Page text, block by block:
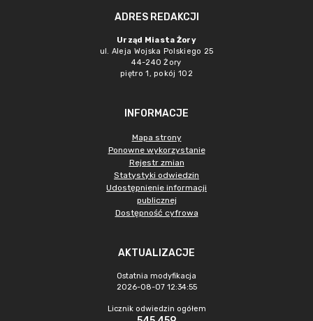
ADRES REDAKCJI
Urząd Miasta Żory
ul. Aleja Wojska Polskiego 25
44-240 Żory
piętro 1, pokój 102
INFORMACJE
Mapa strony
Ponowne wykorzystanie
Rejestr zmian
Statystyki odwiedzin
Udostępnienie informacji
publicznej
Dostępność cyfrowa
AKTUALIZACJE
Ostatnia modyfikacja
2026-08-07 12:34:55
Licznik odwiedzin ogółem